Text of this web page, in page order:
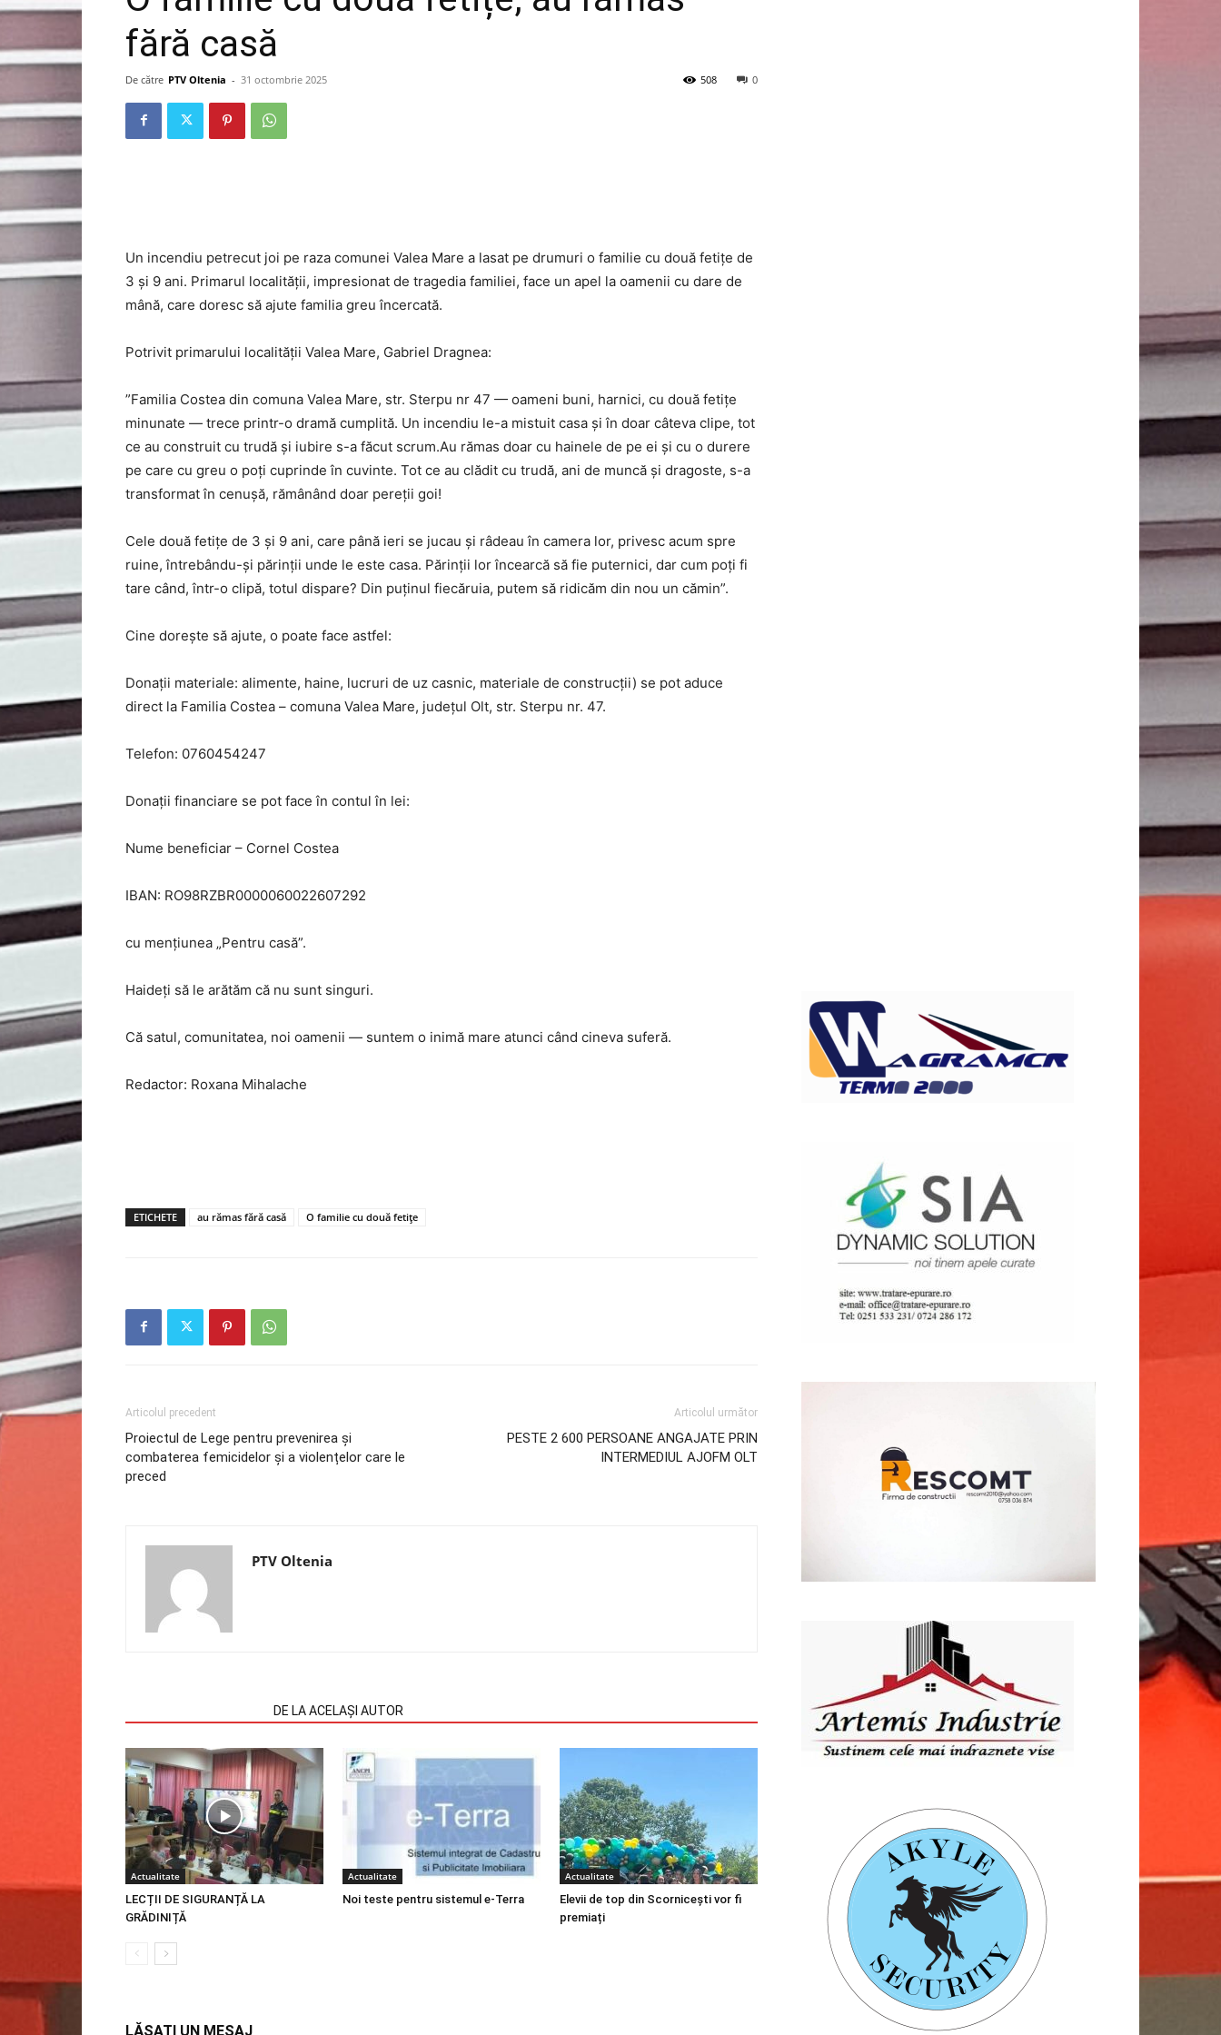
fără casă
De către PTV Oltenia - 31 octombrie 2025 0
508
Un incendiu petrecut joi pe raza comunei Valea Mare a lasat pe drumuri o familie cu două fetițe de
3 și 9 ani. Primarul localității, impresionat de tragedia familiei, face un apel la oamenii cu dare de
mână, care doresc să ajute familia greu încercată.
Potrivit primarului localității Valea Mare, Gabriel Dragnea:
”Familia Costea din comuna Valea Mare, str. Sterpu nr 47 — oameni buni, harnici, cu două fetițe
minunate — trece printr-o dramă cumplită. Un incendiu le-a mistuit casa și în doar câteva clipe, tot
ce au construit cu trudă și iubire s-a făcut scrum.Au rămas doar cu hainele de pe ei și cu o durere
pe care cu greu o poți cuprinde în cuvinte. Tot ce au clădit cu trudă, ani de muncă și dragoste, s-a
transformat în cenușă, rămânând doar pereții goi!
Cele două fetițe de 3 și 9 ani, care până ieri se jucau și râdeau în camera lor, privesc acum spre
ruine, întrebându-și părinții unde le este casa. Părinții lor încearcă să fie puternici, dar cum poți fi
tare când, într-o clipă, totul dispare? Din puținul fiecăruia, putem să ridicăm din nou un cămin”.
Cine dorește să ajute, o poate face astfel:
Donații materiale: alimente, haine, lucruri de uz casnic, materiale de construcții) se pot aduce
direct la Familia Costea – comuna Valea Mare, județul Olt, str. Sterpu nr. 47.
Telefon: 0760454247
Donații financiare se pot face în contul în lei:
Nume beneficiar – Cornel Costea
IBAN: RO98RZBR0000060022607292
cu mențiunea „Pentru casă”.
Haideți să le arătăm că nu sunt singuri.
Că satul, comunitatea, noi oamenii — suntem o inimă mare atunci când cineva suferă.
Redactor: Roxana Mihalache
ETICHETE au rămas fără casă O familie cu două fetițe
Articolul precedent
Proiectul de Lege pentru prevenirea și
combaterea femicidelor și a violențelor care le
preced
Articolul următor
PESTE 2 600 PERSOANE ANGAJATE PRIN
INTERMEDIUL AJOFM OLT
PTV Oltenia
DE LA ACELAȘI AUTOR
Actualitate
LECȚII DE SIGURANȚĂ LA
GRĂDINIȚĂ
Actualitate
Noi teste pentru sistemul e-Terra
Actualitate
Elevii de top din Scornicești vor fi
premiați
LĂSAȚI UN MESAJ